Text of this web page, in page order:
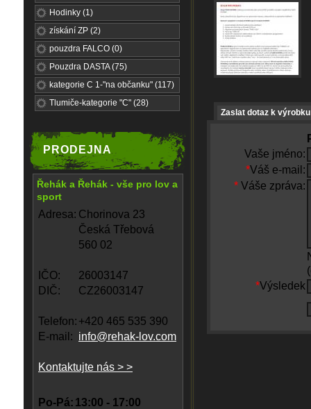
Hodinky (1)
získání ZP (2)
pouzdra FALCO (0)
Pouzdra DASTA (75)
kategorie C 1-"na občanku" (117)
Tlumiče-kategorie "C" (28)
PRODEJNA
Řehák a Řehák - vše pro lov a
sport
Adresa: Chorinova 23
Česká Třebová
560 02
IČO:
26003147
DIČ:
CZ26003147
Telefon: +420 465 535 390
E-mail: info@rehak-lov.com
Kontaktujte nás > >
Po-Pá: 13:00 - 17:00
Zaslat dotaz k výrobku
Vaše jméno:
*Váš e-mail:
* Váše zpráva:
*Výsledek